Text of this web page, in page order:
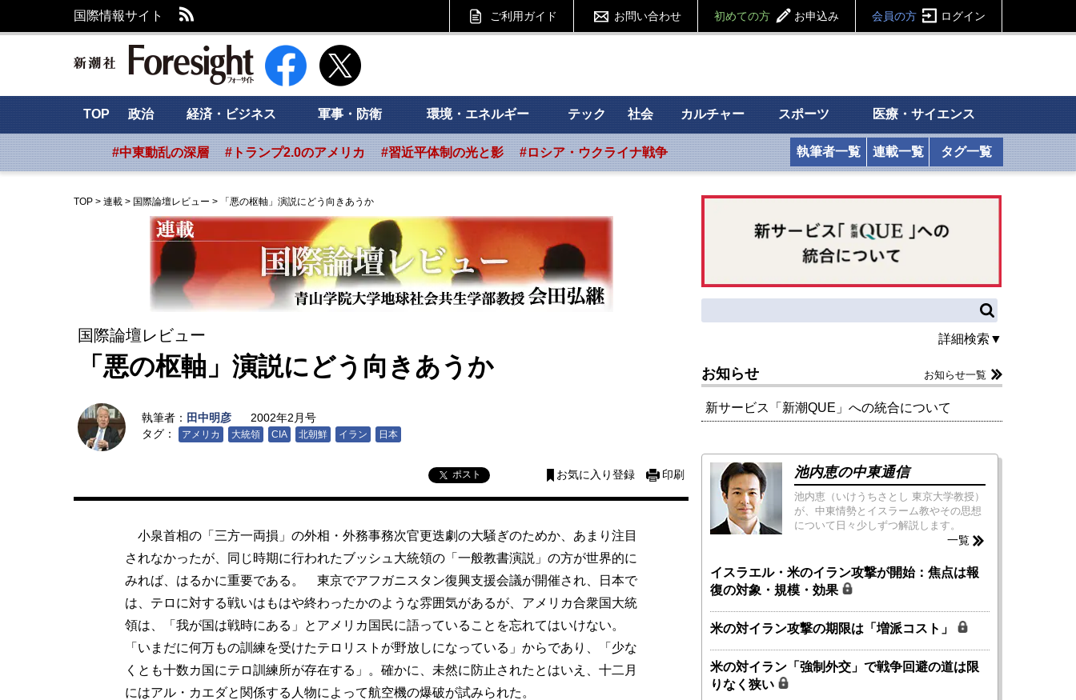
国際情報サイト ご利用ガイド お問い合わせ 初めての方 お申込み 会員の方 ログイン
新潮社 Foresight フォーサイト
TOP 政治 経済・ビジネス 軍事・防衛 環境・エネルギー テック 社会 カルチャー スポーツ 医療・サイエンス
#中東動乱の深層 #トランプ2.0のアメリカ #習近平体制の光と影 #ロシア・ウクライナ戦争 執筆者一覧 連載一覧 タグ一覧
TOP > 連載 > 国際論壇レビュー > 「悪の枢軸」演説にどう向きあうか
国際論壇レビュー
「悪の枢軸」演説にどう向きあうか
執筆者： 田中明彦
2002年2月号
タグ：
アメリカ 大統領 CIA 北朝鮮 イラン 日本
ポスト お気に入り登録 印刷
小泉首相の「三方一両損」の外相・外務事務次官更迭劇の大騒ぎのためか、あまり注目
されなかったが、同じ時期に行われたブッシュ大統領の「一般教書演説」の方が世界的に
みれば、はるかに重要である。 東京でアフガニスタン復興支援会議が開催され、日本で
は、テロに対する戦いはもはや終わったかのような雰囲気があるが、アメリカ合衆国大統
領は、「我が国は戦時にある」とアメリカ国民に語っていることを忘れてはいけない。
「いまだに何万もの訓練を受けたテロリストが野放しになっている」からであり、「少な
くとも十数カ国にテロ訓練所が存在する」。確かに、未然に防止されたとはいえ、十二月
にはアル・カエダと関係する人物によって航空機の爆破が試みられた。
詳細検索▼
お知らせ お知らせ一覧
新サービス「新潮QUE」への統合について
池内恵の中東通信
池内恵（いけうちさとし 東京大学教授）
が、中東情勢とイスラーム教やその思想
について日々少しずつ解説します。
一覧
イスラエル・米のイラン攻撃が開始：焦点は報
復の対象・規模・効果
米の対イラン攻撃の期限は「増派コスト」
米の対イラン「強制外交」で戦争回避の道は限
りなく狭い